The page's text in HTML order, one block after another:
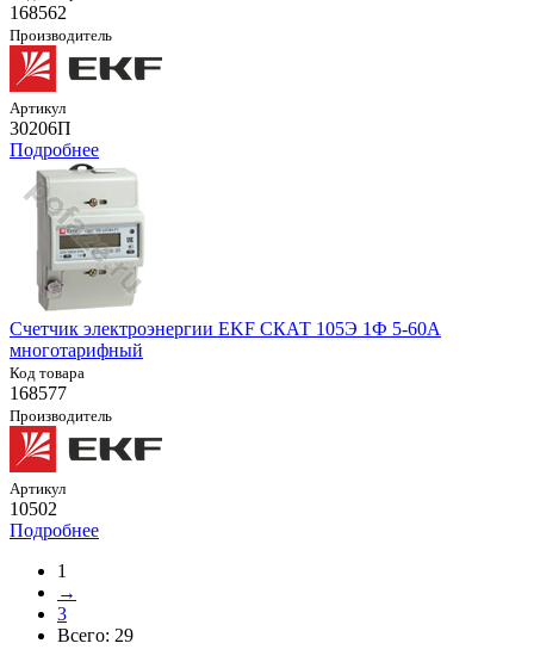
168562
Производитель
Артикул
30206П
Подробнее
Счетчик электроэнергии EKF СКАТ 105Э 1Ф 5-60А
многотарифный
Код товара
168577
Производитель
Артикул
10502
Подробнее
1
→
3
Всего: 29